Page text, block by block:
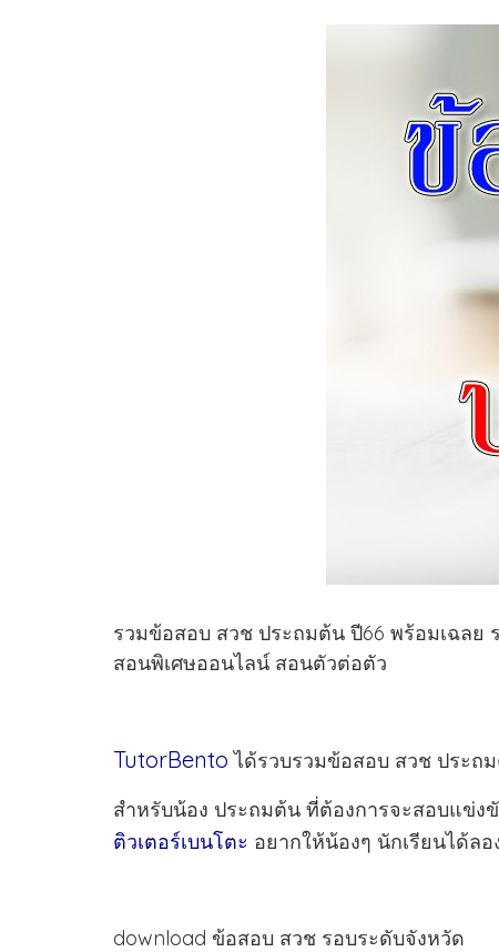
รวมข้อสอบ สวช ประถมต้น ปี66 พร้อมเฉลย
สอนพิเศษออนไลน์ สอนตัวต่อตัว
TutorBento ได้รวบรวมข้อสอบ สวช ประถ
สำหรับน้อง ประถมต้น ที่ต้องการจะสอบแข่
ติวเตอร์เบนโตะ อยากให้น้องๆ นักเรียนได้ล
download ข้อสอบ สวช รอบระดับจังหวัด